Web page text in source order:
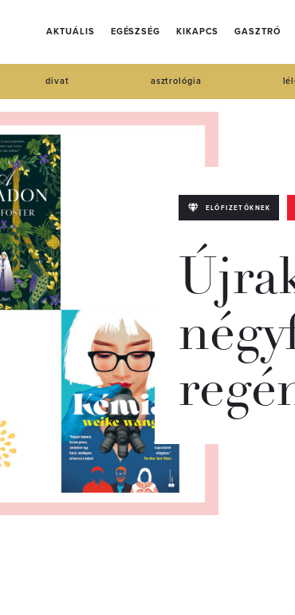
AKTUÁLIS EGÉSZSÉG KIKAPCS GASZTRÓ
divat asztrológia
ELŐFIZETŐKNEK